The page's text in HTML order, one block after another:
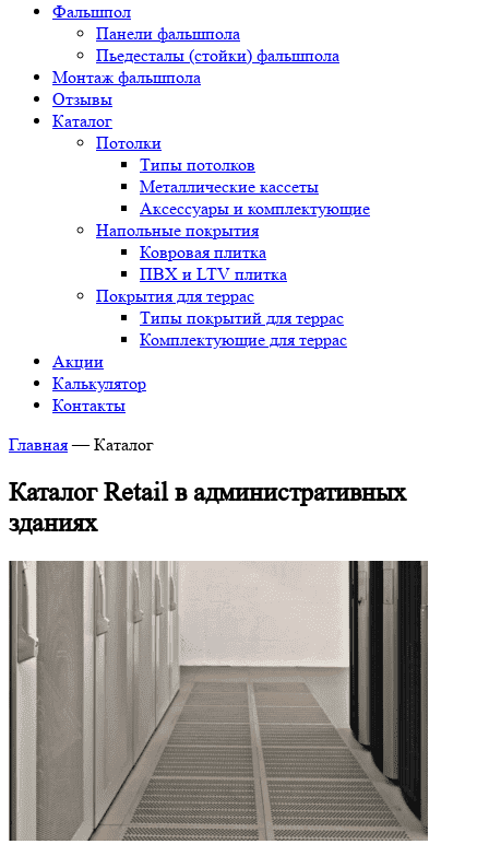
Фальшпол
Панели фальшпола
Пьедесталы (стойки) фальшпола
Монтаж фальшпола
Отзывы
Каталог
Потолки
Типы потолков
Металлические кассеты
Аксессуары и комплектующие
Напольные покрытия
Ковровая плитка
ПВХ и LTV плитка
Покрытия для террас
Типы покрытий для террас
Комплектующие для террас
Акции
Калькулятор
Контакты
Главная — Каталог
Каталог Retail в административных
зданиях